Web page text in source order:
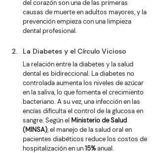
del corazón son una de las primeras
causas de muerte en adultos mayores, y la
prevención empieza con una limpieza
dental profesional.
La Diabetes y el Círculo Vicioso
La relación entre la diabetes y la salud
dental es bidireccional. La diabetes no
controlada aumenta los niveles de azúcar
en la saliva, lo que fomenta el crecimiento
bacteriano. A su vez, una infección en las
encías dificulta el control de la glucosa en
sangre. Según el Ministerio de Salud
(MINSA), el manejo de la salud oral en
pacientes diabéticos reduce los costos de
hospitalización en un 15% anual.